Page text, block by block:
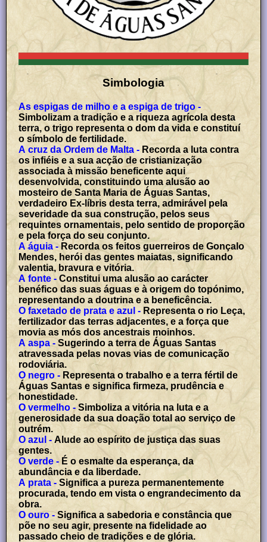
Simbologia
As espigas de milho e a espiga de trigo -
Simbolizam a tradição e a riqueza agrícola desta
terra, o trigo representa o dom da vida e constituí
o símbolo de fertilidade.
A cruz da Ordem de Malta - Recorda a luta contra
os infiéis e a sua acção de cristianização
associada à missão beneficente aqui
desenvolvida, constituindo uma alusão ao
mosteiro de Santa Maria de Águas Santas,
verdadeiro Ex-líbris desta terra, admirável pela
severidade da sua construção, pelos seus
requintes ornamentais, pelo sentido de proporção
e pela força do seu conjunto.
A águia -Recorda os feitos guerreiros de Gonçalo
Mendes, herói das gentes maiatas, significando
valentia, bravura e vitória.
A fonte - Constitui uma alusão ao carácter
benéfico das suas águas e à origem do topónimo,
representando a doutrina e a beneficência.
O faxetado de prata e azul - Representa o rio Leça,
fertilizador das terras adjacentes, e a força que
movia as mós dos ancestrais moinhos.
A aspa -Sugerindo a terra de Águas Santas
atravessada pelas novas vias de comunicação
rodoviária.
O negro - Representa o trabalho e a terra fértil de
Águas Santas e significa firmeza, prudência e
honestidade.
O vermelho - Simboliza a vitória na luta e a
generosidade da sua doação total ao serviço de
outrém.
O azul - Alude ao espírito de justiça das suas
gentes.
O verde -É o esmalte da esperança, da
abundância e da liberdade.
A prata - Significa a pureza permanentemente
procurada, tendo em vista o engrandecimento da
obra.
O ouro -Significa a sabedoria e constância que
põe no seu agir, presente na fidelidade ao
passado cheio de tradições e de glória.